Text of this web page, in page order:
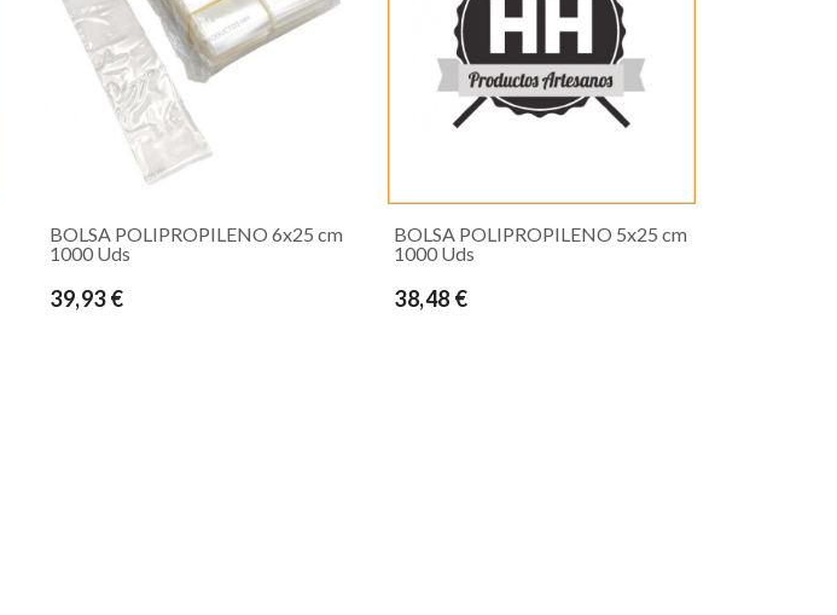
BOLSA POLIPROPILENO 6x25 cm
1000 Uds
39,93 €
BOLSA POLIPROPILENO 5x25 cm
1000 Uds
38,48 €